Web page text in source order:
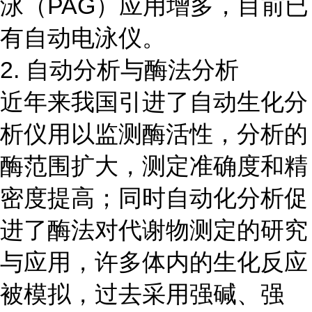
泳（PAG）应用增多，目前已
有自动电泳仪。
2. 自动分析与酶法分析
近年来我国引进了自动生化分
析仪用以监测酶活性，分析的
酶范围扩大，测定准确度和精
密度提高；同时自动化分析促
进了酶法对代谢物测定的研究
与应用，许多体内的生化反应
被模拟，过去采用强碱、强